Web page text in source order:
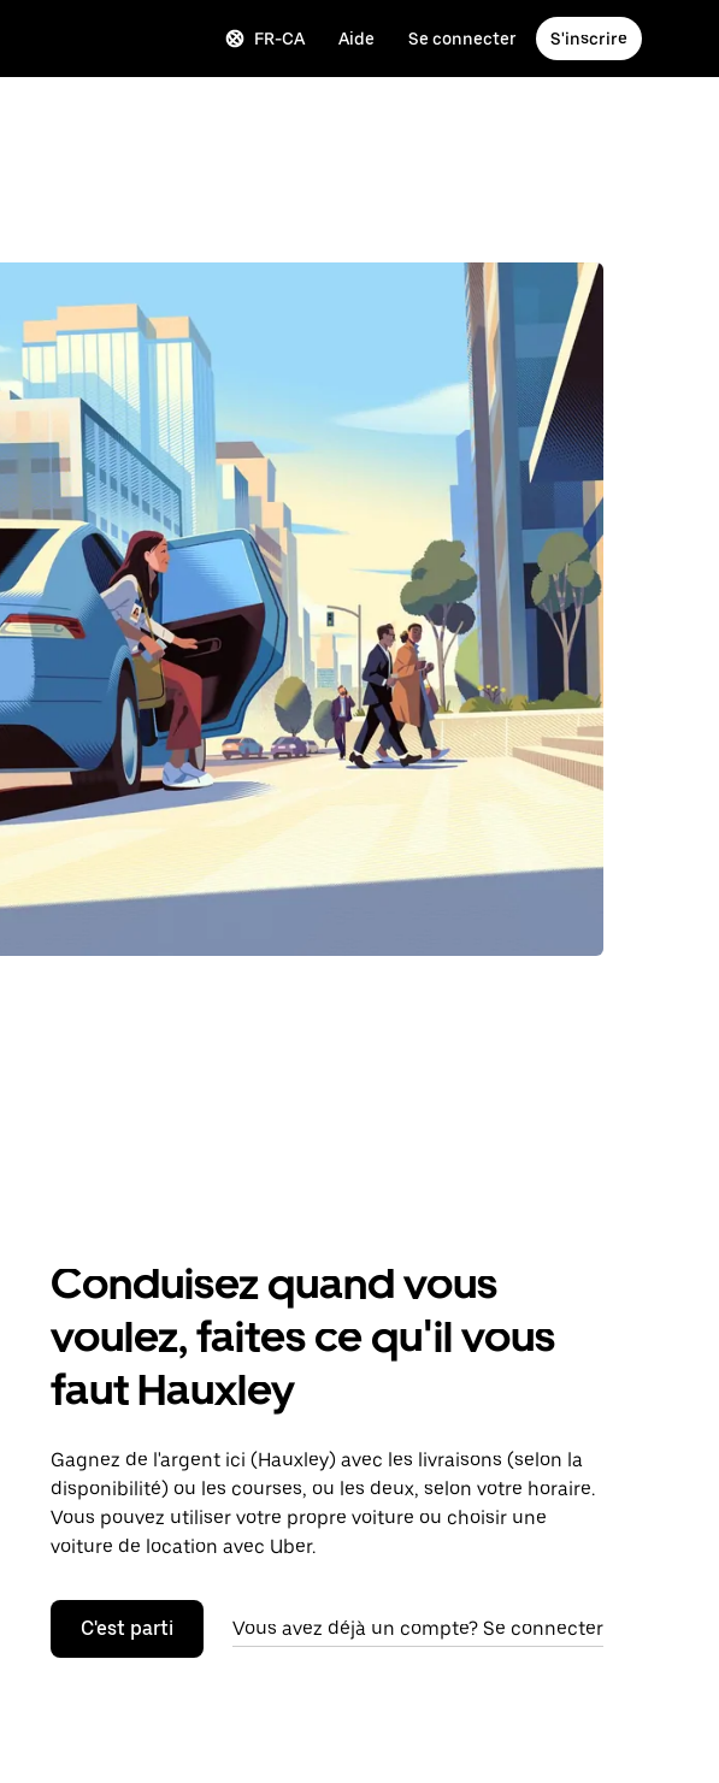
FR-CA Aide Se connecter S'inscrire
Conduisez quand vous
voulez, faites ce qu'il vous
faut Hauxley
Gagnez de l'argent ici (Hauxley) avec les livraisons (selon la
disponibilité) ou les courses, ou les deux, selon votre horaire.
Vous pouvez utiliser votre propre voiture ou choisir une
voiture de location avec Uber.
C'est parti Vous avez déjà un compte? Se connecter